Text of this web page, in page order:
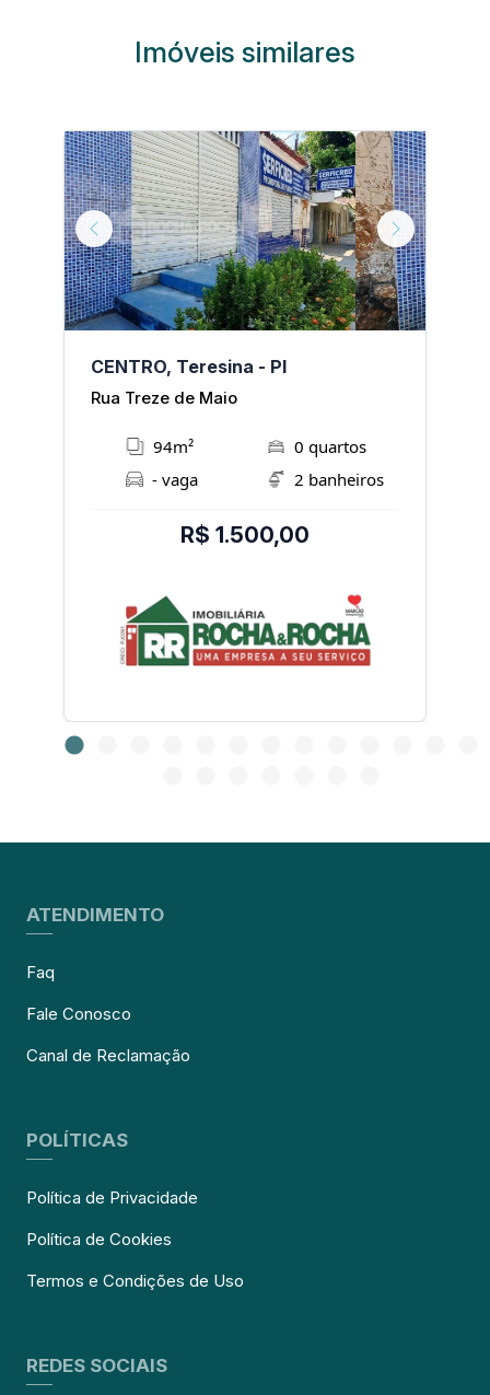
Imóveis similares
Previous Next
CENTRO, Teresina - PI
Rua Treze de Maio
94m²
0 quartos
- vaga
2 banheiros
R$ 1.500,00
ATENDIMENTO
Faq
Fale Conosco
Canal de Reclamação
POLÍTICAS
Política de Privacidade
Política de Cookies
Termos e Condições de Uso
REDES SOCIAIS